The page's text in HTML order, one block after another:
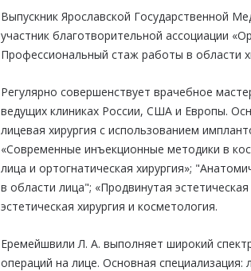
Выпускник Ярославской Государственной
участник благотворительной ассоциации
Профессиональный стаж работы в области
Регулярно совершенствует врачебное
ведущих клиниках России, США и Европы.
лицевая хирургия с использованием
«Современные инъекционные методики в
лица и ортогнатическая хирургия»;
в области лица"; «Продвинутая
эстетическая хирургия и косметология.
Еремейшвили Л. А. выполняет широкий
операций на лице. Основная специализация: